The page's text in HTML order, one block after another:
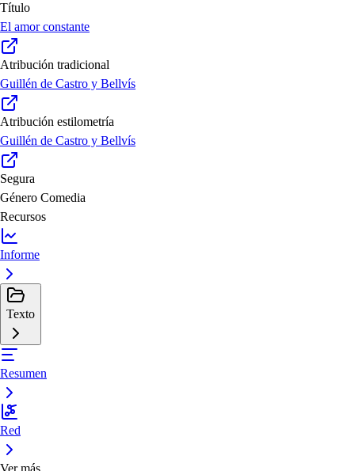
Título
El amor constante
Atribución tradicional
Guillén de Castro y Bellvís
Atribución estilometría
Guillén de Castro y Bellvís
Segura
Género Comedia
Recursos
Informe
Texto
Resumen
Red